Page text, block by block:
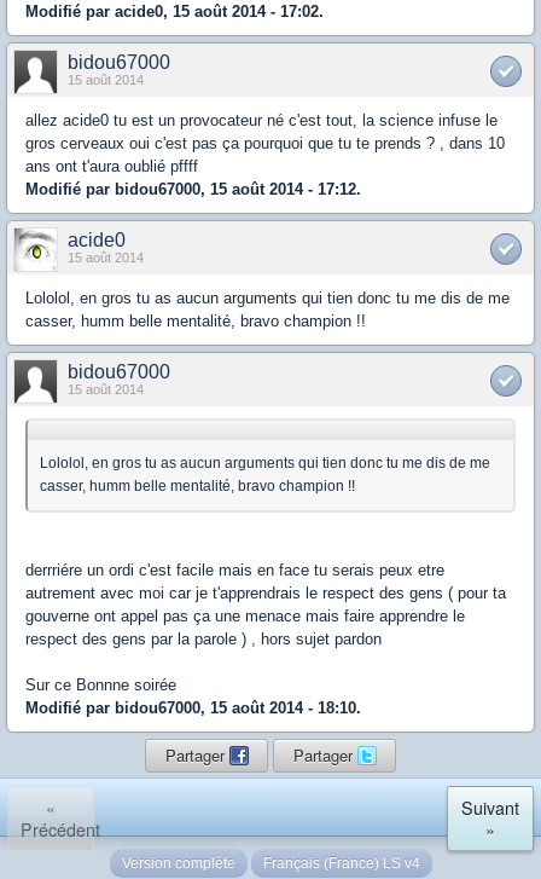
Modifié par acide0, 15 août 2014 - 17:02.
bidou67000
15 août 2014
allez acide0 tu est un provocateur né c'est tout, la science infuse le
gros cerveaux oui c'est pas ça pourquoi que tu te prends ? , dans 10
ans ont t'aura oublié pffff
Modifié par bidou67000, 15 août 2014 - 17:12.
acide0
15 août 2014
Lololol, en gros tu as aucun arguments qui tien donc tu me dis de me
casser, humm belle mentalité, bravo champion !!
bidou67000
15 août 2014
Lololol, en gros tu as aucun arguments qui tien donc tu me dis de me
casser, humm belle mentalité, bravo champion !!
derrriére un ordi c'est facile mais en face tu serais peux etre
autrement avec moi car je t'apprendrais le respect des gens ( pour ta
gouverne ont appel pas ça une menace mais faire apprendre le
respect des gens par la parole ) , hors sujet pardon
Sur ce Bonnne soirée
Modifié par bidou67000, 15 août 2014 - 18:10.
Partager Partager
«
Précédent
Suivant
»
Version complète Français (France) LS v4